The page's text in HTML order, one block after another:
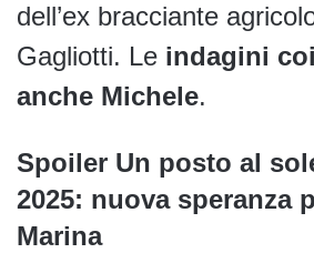
dell’ex bracciante
Gagliotti. Le indagini
anche Michele.
Spoiler Un posto al
2025: nuova speranza
Marina